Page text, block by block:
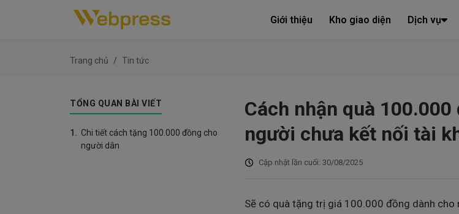
Giới thiệu Kho giao diện Dịch vụ
Trang chủ Tin tức
TỔNG QUAN BÀI VIẾT
1. Chi tiết cách tặng 100.000 đồng cho
người dân
Cách nhận quà
người chưa kết nối tài
Cập nhật lần cuối: 30/08/2025
Sẽ có quà tặng trị giá 100.000 đồng dành